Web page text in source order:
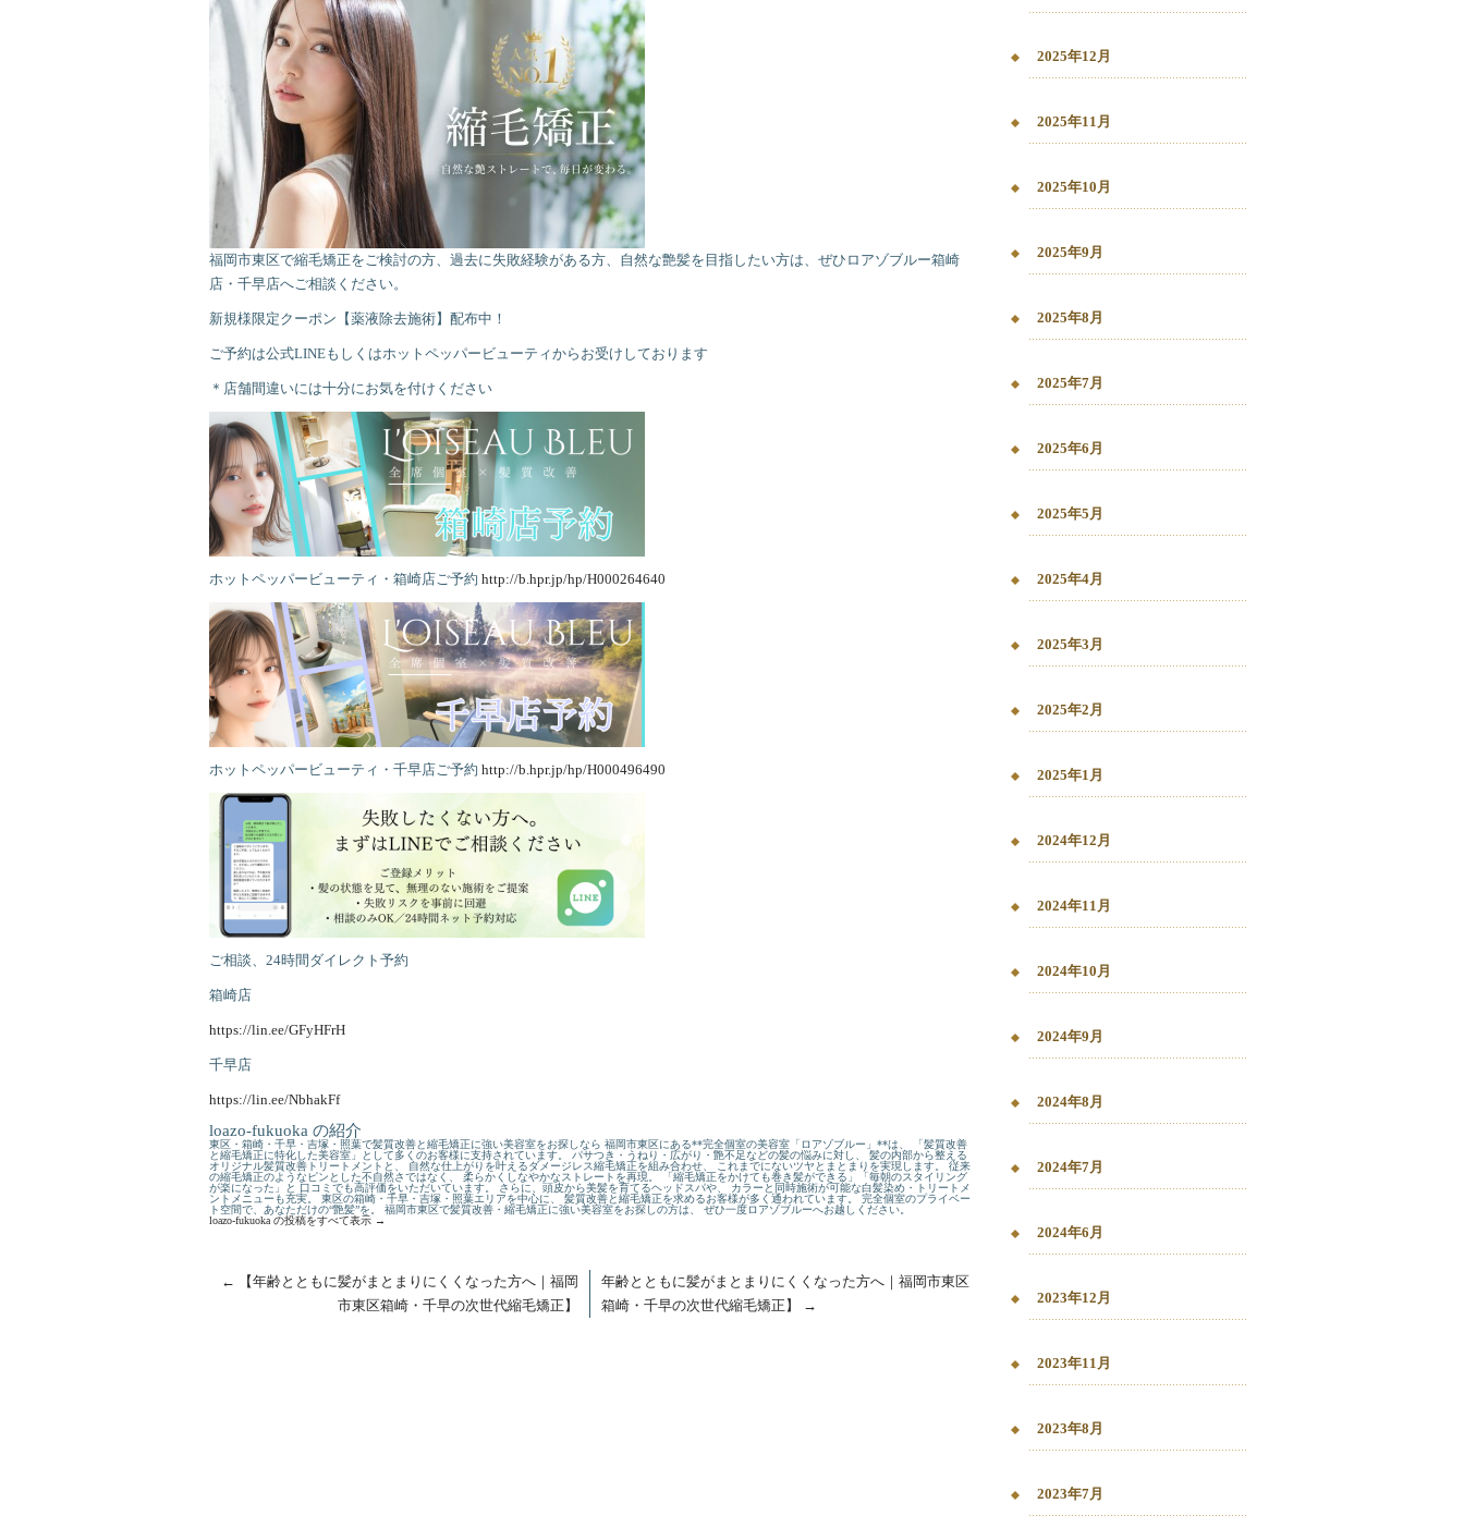
福岡市東区で縮毛矯正をご検討の方、過去に失敗経験がある方、自然な艶髪を目指したい方は、ぜひロアゾブルー箱崎
店・千早店へご相談ください。
新規様限定クーポン【薬液除去施術】配布中！
ご予約は公式LINEもしくはホットペッパービューティからお受けしております
＊店舗間違いには十分にお気を付けください
ホットペッパービューティ・箱崎店ご予約 http://b.hpr.jp/hp/H000264640
ホットペッパービューティ・千早店ご予約 http://b.hpr.jp/hp/H000496490
ご相談、24時間ダイレクト予約
箱崎店
https://lin.ee/GFyHFrH
千早店
https://lin.ee/NbhakFf
loazo-fukuoka の紹介
東区・箱崎・千早・吉塚・照葉で髪質改善と縮毛矯正に強い美容室をお探しなら 福岡市東区にある**完全個室の美容室「ロアゾブルー」**は、 「髪質改善
と縮毛矯正に特化した美容室」として多くのお客様に支持されています。 パサつき・うねり・広がり・艶不足などの髪の悩みに対し、 髪の内部から整える
オリジナル髪質改善トリートメントと、 自然な仕上がりを叶えるダメージレス縮毛矯正を組み合わせ、 これまでにないツヤとまとまりを実現します。 従来
の縮毛矯正のようなピンとした不自然さではなく、 柔らかくしなやかなストレートを再現。 「縮毛矯正をかけても巻き髪ができる」「毎朝のスタイリング
が楽になった」と 口コミでも高評価をいただいています。 さらに、頭皮から美髪を育てるヘッドスパや、 カラーと同時施術が可能な白髪染め・トリートメ
ントメニューも充実。 東区の箱崎・千早・吉塚・照葉エリアを中心に、 髪質改善と縮毛矯正を求めるお客様が多く通われています。 完全個室のプライベー
ト空間で、あなただけの“艶髪”を。 福岡市東区で髪質改善・縮毛矯正に強い美容室をお探しの方は、 ぜひ一度ロアゾブルーへお越しください。
loazo-fukuoka の投稿をすべて表示 →
←
【年齢とともに髪がまとまりにくくなった方へ｜福岡
市東区箱崎・千早の次世代縮毛矯正】
年齢とともに髪がまとまりにくくなった方へ｜福岡市東区
箱崎・千早の次世代縮毛矯正】
→
2025年12月
2025年11月
2025年10月
2025年9月
2025年8月
2025年7月
2025年6月
2025年5月
2025年4月
2025年3月
2025年2月
2025年1月
2024年12月
2024年11月
2024年10月
2024年9月
2024年8月
2024年7月
2024年6月
2023年12月
2023年11月
2023年8月
2023年7月